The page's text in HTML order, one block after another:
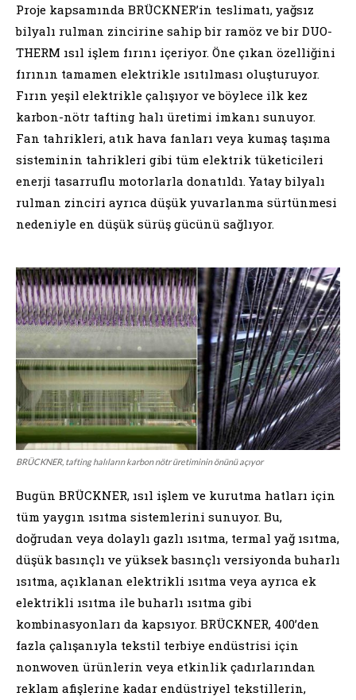
Proje kapsamında BRÜCKNER’in teslimatı, yağsız
bilyalı rulman zincirine sahip bir ramöz ve bir DUO-
THERM ısıl işlem fırını içeriyor. Öne çıkan özelliğini
fırının tamamen elektrikle ısıtılması oluşturuyor.
Fırın yeşil elektrikle çalışıyor ve böylece ilk kez
karbon-nötr tafting halı üretimi imkanı sunuyor.
Fan tahrikleri, atık hava fanları veya kumaş taşıma
sisteminin tahrikleri gibi tüm elektrik tüketicileri
enerji tasarruflu motorlarla donatıldı. Yatay bilyalı
rulman zinciri ayrıca düşük yuvarlanma sürtünmesi
nedeniyle en düşük sürüş gücünü sağlıyor.
BRÜCKNER, tafting halıların karbon nötr üretiminin önünü açıyor
Bugün BRÜCKNER, ısıl işlem ve kurutma hatları için
tüm yaygın ısıtma sistemlerini sunuyor. Bu,
doğrudan veya dolaylı gazlı ısıtma, termal yağ ısıtma,
düşük basınçlı ve yüksek basınçlı versiyonda buharlı
ısıtma, açıklanan elektrikli ısıtma veya ayrıca ek
elektrikli ısıtma ile buharlı ısıtma gibi
kombinasyonları da kapsıyor. BRÜCKNER, 400’den
fazla çalışanıyla tekstil terbiye endüstrisi için
nonwoven ürünlerin veya etkinlik çadırlarından
reklam afişlerine kadar endüstriyel tekstillerin,